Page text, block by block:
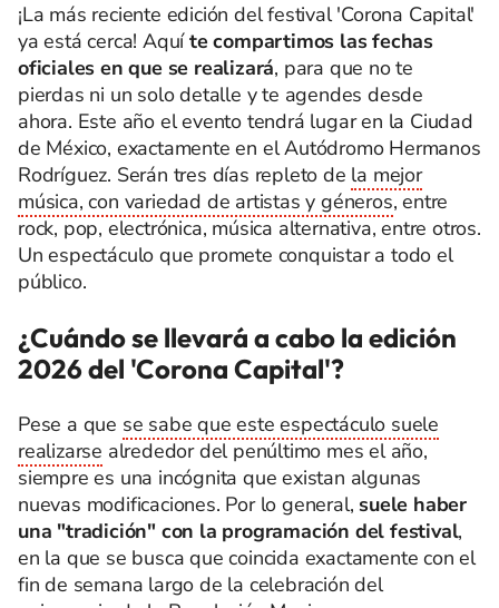
¡La más reciente edición del festival 'Corona Capital'
ya está cerca! Aquíte compartimos las fechas
oficiales en que se realizará, para que no te
pierdas ni un solo detalle y te agendes desde
ahora. Este año el evento tendrá lugar en la Ciudad
de México, exactamente en el Autódromo Hermanos
Rodríguez. Serán tres días repleto de la mejor
música, con variedad de artistas y géneros, entre
rock, pop, electrónica, música alternativa, entre otros.
Un espectáculo que promete conquistar a todo el
público.
¿Cuándo se llevará a cabo la edición
2026 del 'Corona Capital'?
Pese a que se sabe que este espectáculo suele
realizarse alrededor del penúltimo mes el año,
siempre es una incógnita que existan algunas
nuevas modificaciones. Por lo general, suele haber
una "tradición" con la programación del festival,
en la que se busca que coincida exactamente con el
fin de semana largo de la celebración del